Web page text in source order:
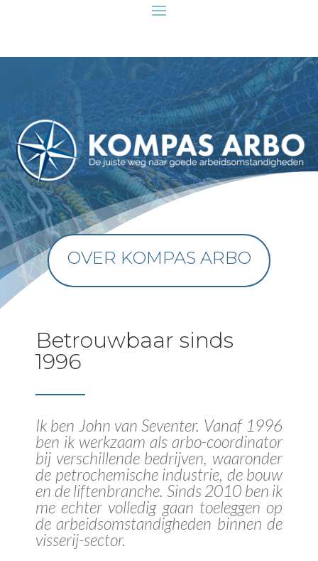
Over Kompas Arbo Wie is nou Kompas Arbo? Benieuwd naar de
man achter Kompas Arbo? Kijk op deze pagina om zijn
geschiedenis en verhaal te lezen.
OVER KOMPAS ARBO
Betrouwbaar sinds
1996
Ik ben John van Seventer. Vanaf 1996
ben ik werkzaam als arbo-coordinator
bij verschillende bedrijven, waaronder
de petrochemische industrie, de bouw
en de liftenbranche. Sinds 2010 ben ik
me echter volledig gaan toeleggen op
de arbeidsomstandigheden binnen de
visserij-sector.